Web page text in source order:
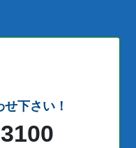
下さい！